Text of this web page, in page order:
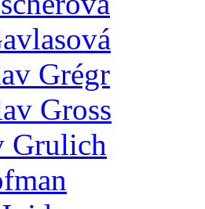
Grégr
Gross
Grulich